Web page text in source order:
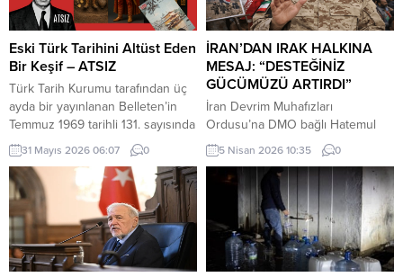
Parkı içerisindeki direkte bulunan
Türk bayrağı rüzgar nedeniyle
ipinin kopmasıyla yere düştü. Bu
sırada parkta oynayan çocuklar
yere...
ilerleme belgesi olmaktan ziyade,
Türkiye-AB ilişkilerinin gerilimli fay
hatlarını derinleştiren ve
Ankara’nın stratejik özerkliğini
hedef alan bir siyasi pozisyon
belgesi niteliğindedir. Raporun
içeriği, Türkiye’nin iç siyasi
Eski Türk Tarihini Altüst Eden
Bir Keşif – ATSIZ
Türk Tarih Kurumu tarafından üç
ayda bir yayınlanan Belleten’in
Temmuz 1969 tarihli 131. sayısında
(427. sayfada) «Milâttan Önce IV.
Yüzyıla Ait Türkçe Yazıtlar
Bulundu» başlıklı kısa bir haber
vardı. Tass Ajansı’nın Alma Ata
kaynaklı bir haberinde, bu
yazıtlarda yapılan incelemelere
göre, bunların Milât’tan Önce IV.
Yüzyılda meydana getirildiği ve
31 Mayıs 2026 06:07 0
İRAN’DAN IRAK HALKINA
MESAJ: “DESTEĞİNİZ
GÜCÜMÜZÜ ARTIRDI”
İran Devrim Muhafızları
Ordusu’na DMO bağlı Hatemul
Enbiya Merkez Karargahı
Sözcüsü İbrahim Zülfikari,
Hürmüz Boğazı üzerinden
uygulanan kısıtlamalara ilişkin
yaptığı açıklamada, Irak’ın bu
kısıtlamalardan muaf tutulacağını
belirtti.
5 Nisan 2026 10:35 0